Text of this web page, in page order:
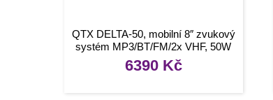
QTX DELTA-50, mobilní 8″ zvukový
systém MP3/BT/FM/2x VHF, 50W
6390 Kč